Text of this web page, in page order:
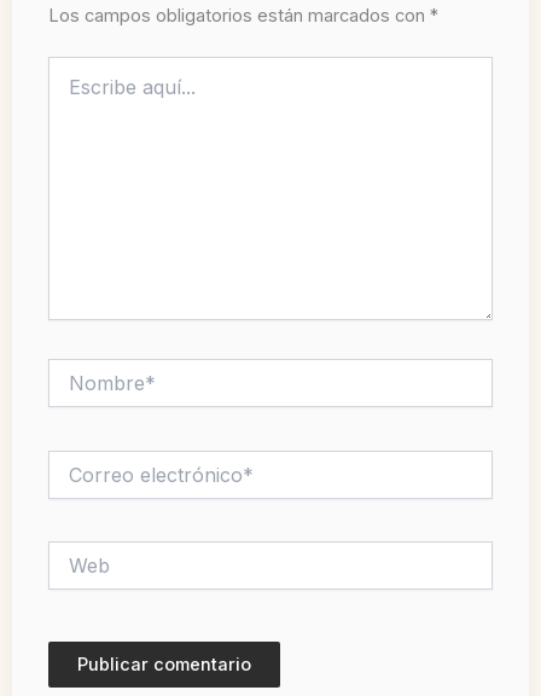
Los campos obligatorios están marcados con *
aquí...
electrónico*